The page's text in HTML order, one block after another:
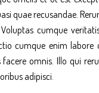
quae recusandae.
cumque
cumque enim labore
omnis. Illo qui
adipisci.